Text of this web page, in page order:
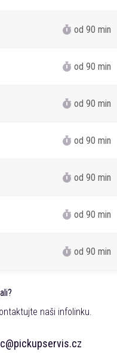
od 90 min
od 90 min
od 90 min
od 90 min
od 90 min
od 90 min
od 90 min
naši infolinku.